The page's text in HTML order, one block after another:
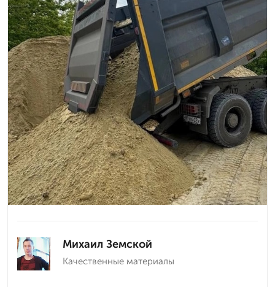
Михаил Земской
Качественные материалы